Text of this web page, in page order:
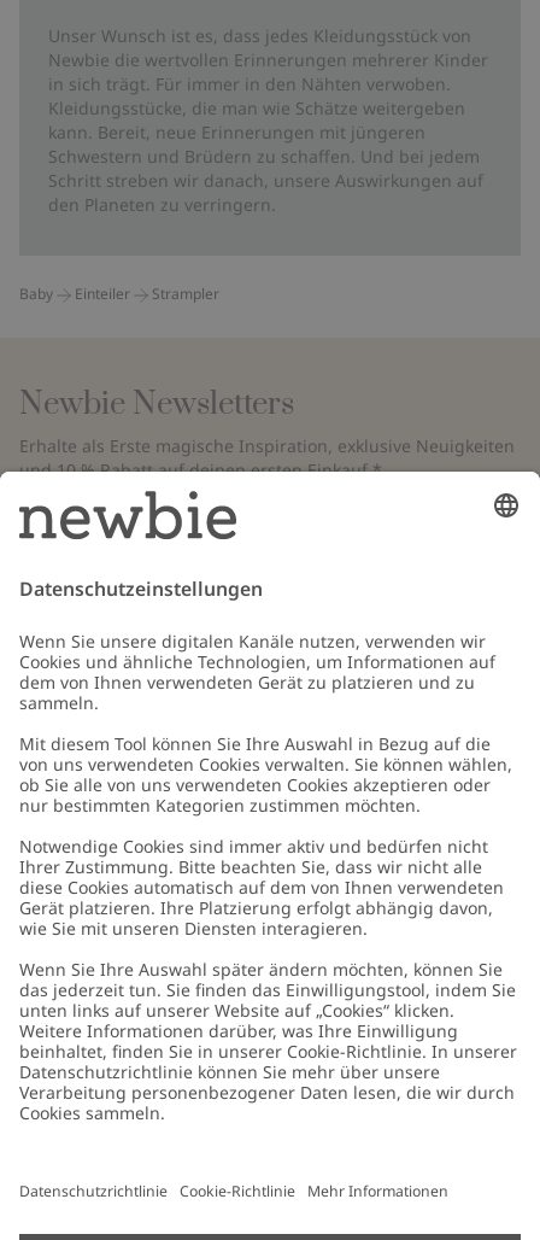
Unser Wunsch ist es, dass jedes Kleidungsstück von
Newbie die wertvollen Erinnerungen mehrerer Kinder
in sich trägt. Für immer in den Nähten verwoben.
Kleidungsstücke, die man wie Schätze weitergeben
kann. Bereit, neue Erinnerungen mit jüngeren
Schwestern und Brüdern zu schaffen. Und bei jedem
Schritt streben wir danach, unsere Auswirkungen auf
den Planeten zu verringern.
Baby Einteiler Strampler
Newbie Newsletters
Erhalte als Erste magische Inspiration, exklusive Neuigkeiten
und 10 % Rabatt auf deinen ersten Einkauf.*
*Gilt nur für deine erste Bestellung und ist nicht mit anderen Rabatten
oder Angeboten kombinierbar. Gilt nicht für limitierte Artikel. Bitte
überprüfe deinen Spam-Ordner. Lies unsere
Schicken
Kundenservice
Kontaktieren Sie uns
FAQ
Barrierefreiheit
Datenschutzrichtlinie
Cookie-Richtlinie
Über uns
Über Newbie
Nachhaltigkeit
Impressum
Presse
Germany Standort ändern
Cookies